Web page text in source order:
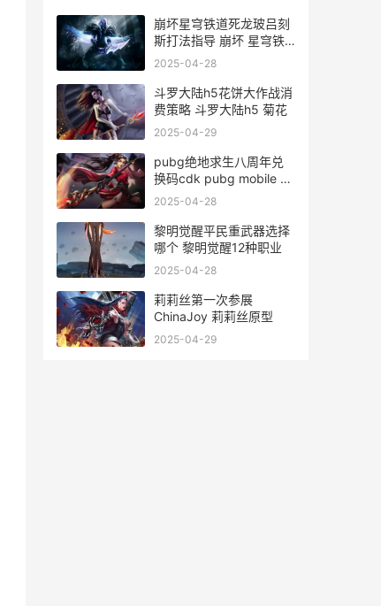
崩坏星穹铁道死龙玻吕刻
斯打法指导 崩坏 星穹铁
道
2025-04-28
斗罗大陆h5花饼大作战消
费策略 斗罗大陆h5 菊花
2025-04-29
pubg绝地求生八周年兑
换码cdk pubg mobile 绝
地求生
2025-04-28
黎明觉醒平民重武器选择
哪个 黎明觉醒12种职业
2025-04-28
莉莉丝第一次参展
ChinaJoy 莉莉丝原型
2025-04-29